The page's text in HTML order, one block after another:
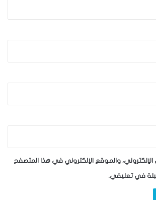
والموقع الإلكتروني في هذا المتصفح
في تعليقي.